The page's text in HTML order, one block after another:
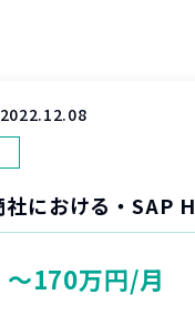
2022.12.08
〜170万円/月